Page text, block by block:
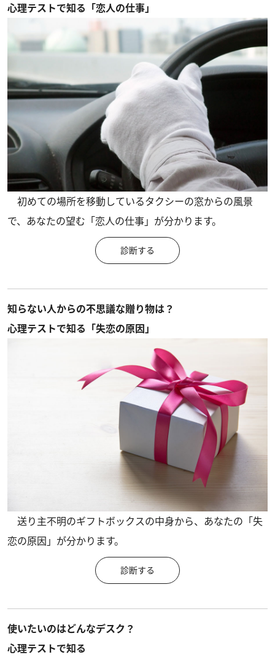
心理テストで知る「恋人の仕事」
初めての場所を移動しているタクシーの窓からの風景
で、あなたの望む「恋人の仕事」が分かります。
診断する
知らない人からの不思議な贈り物は？
心理テストで知る「失恋の原因」
送り主不明のギフトボックスの中身から、あなたの「失
恋の原因」が分かります。
診断する
使いたいのはどんなデスク？
心理テストで知る